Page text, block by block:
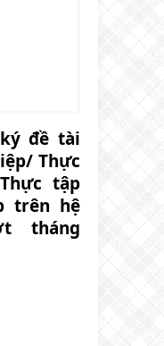
đề tài
Thực
tập
trên hệ
tháng